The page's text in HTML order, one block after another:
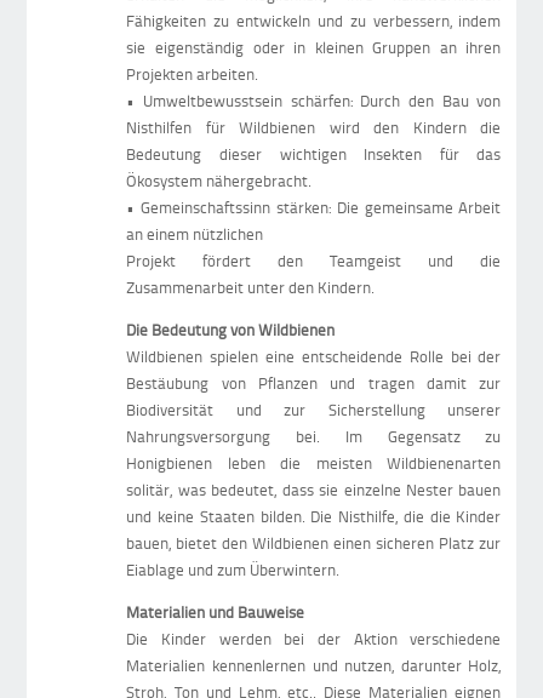
Fähigkeiten zu entwickeln und zu verbessern, indem
sie eigenständig oder in kleinen Gruppen an ihren
Projekten arbeiten.
• Umweltbewusstsein schärfen: Durch den Bau von
Nisthilfen für Wildbienen wird den Kindern die
Bedeutung dieser wichtigen Insekten für das
Ökosystem nähergebracht.
• Gemeinschaftssinn stärken: Die gemeinsame Arbeit
an einem nützlichen
Projekt fördert den Teamgeist und die
Zusammenarbeit unter den Kindern.
Die Bedeutung von Wildbienen
Wildbienen spielen eine entscheidende Rolle bei der
Bestäubung von Pflanzen und tragen damit zur
Biodiversität und zur Sicherstellung unserer
Nahrungsversorgung bei. Im Gegensatz zu
Honigbienen leben die meisten Wildbienenarten
solitär, was bedeutet, dass sie einzelne Nester bauen
und keine Staaten bilden. Die Nisthilfe, die die Kinder
bauen, bietet den Wildbienen einen sicheren Platz zur
Eiablage und zum Überwintern.
Materialien und Bauweise
Die Kinder werden bei der Aktion verschiedene
Materialien kennenlernen und nutzen, darunter Holz,
Stroh, Ton und Lehm, etc.. Diese Materialien eignen